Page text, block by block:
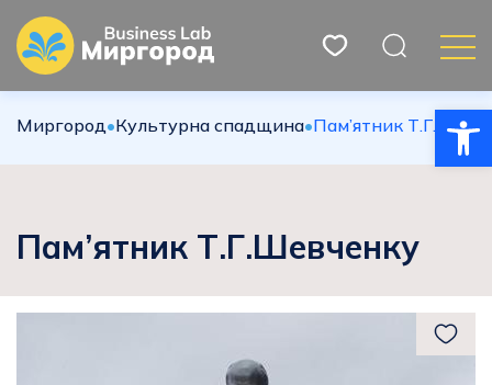
Миргород•Культурна спадщина•Пам’ятник
Пам’ятник Т.Г.Шевченку